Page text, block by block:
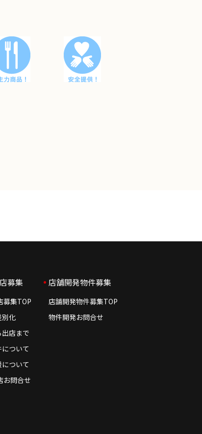
募集
募集TOP
別化
店まで
ついて
ついて
お問合せ
店舗開発物件募集
店舗開発物件募集TOP
物件開発お問合せ